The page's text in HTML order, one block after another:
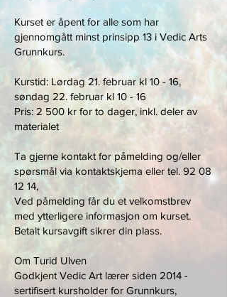
Kurset er åpent for alle som har
gjennomgått minst prinsipp 13 i Vedic Arts
Grunnkurs.
Kurstid: Lørdag 21. februar kl 10 - 16,
søndag 22. februar kl 10 - 16
Pris: 2 500 kr for to dager, inkl. deler av
materialet
Ta gjerne kontakt for påmelding og/eller
spørsmål via kontaktskjema eller tel. 92 08
12 14,
Ved påmelding får du et velkomstbrev
med ytterligere informasjon om kurset.
Betalt kursavgift sikrer din plass.
Om Turid Ulven
Godkjent Vedic Art lærer siden 2014 -
sertifisert kursholder for Grunnkurs,